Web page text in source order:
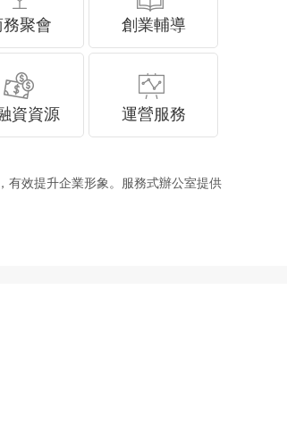
務聚會 創業輔導
資資源 運營服務
，有效提升企業形象。服務式辦公室提供